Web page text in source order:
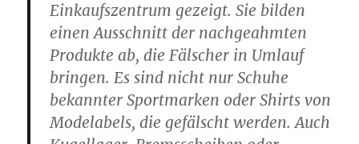
Einkaufszentrum gezeigt. Sie bilden
einen Ausschnitt der nachgeahmten
Produkte ab, die Fälscher in Umlauf
bringen. Es sind nicht nur Schuhe
bekannter Sportmarken oder Shirts von
Modelabels, die gefälscht werden. Auch